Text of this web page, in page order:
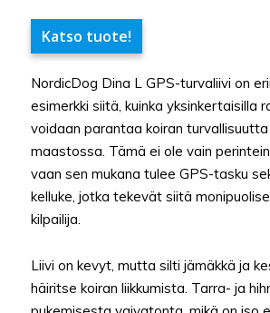
Katso tuote!
NordicDog Dina L GPS-turvaliivi on
esimerkki siitä, kuinka yksinkertaisilla
voidaan parantaa koiran
maastossa. Tämä ei ole vain
vaan sen mukana tulee GPS-tasku
kelluke, jotka tekevät siitä
kilpailija.
Liivi on kevyt, mutta silti jämäkkä ja
häiritse koiran liikkumista. Tarra- ja